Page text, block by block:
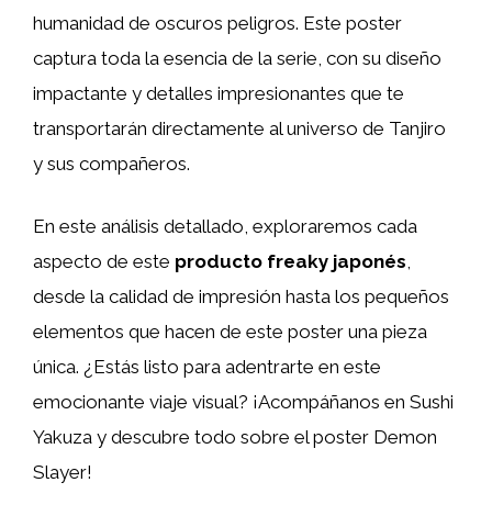
humanidad de oscuros peligros. Este poster
captura toda la esencia de la serie, con su diseño
impactante y detalles impresionantes que te
transportarán directamente al universo de Tanjiro
y sus compañeros.
En este análisis detallado, exploraremos cada
aspecto de este producto freaky japonés,
desde la calidad de impresión hasta los pequeños
elementos que hacen de este poster una pieza
única. ¿Estás listo para adentrarte en este
emocionante viaje visual? ¡Acompáñanos en Sushi
Yakuza y descubre todo sobre el poster Demon
Slayer!